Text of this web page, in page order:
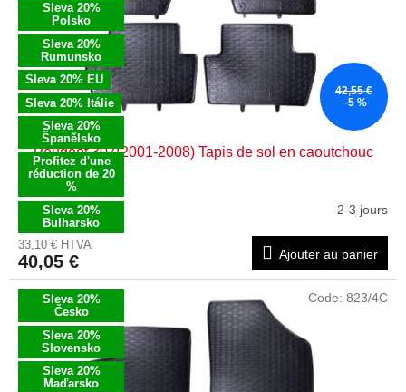
Sleva 20%
Polsko
Sleva 20%
Rumunsko
Sleva 20% EU
Sleva 20% Itálie
Sleva 20%
Španělsko
Profitez d'une
réduction de 20
%
Sleva 20%
Bulharsko
42,55 €
–5 %
Peugeot 307(2001-2008) Tapis de sol en caoutchouc
2-3 jours
33,10 € HTVA
40,05 € Ajouter au panier
Sleva 20%
Česko
Sleva 20%
Slovensko
Sleva 20%
Maďarsko
Code: 823/4C